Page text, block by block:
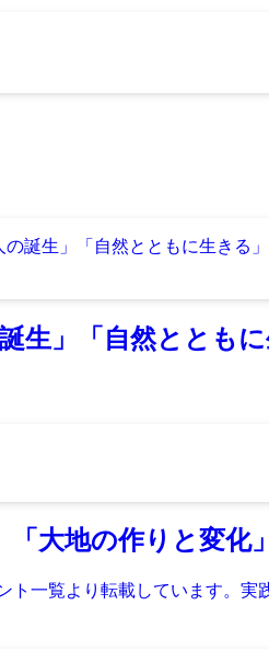
生」「自然ととも
大地の作りと変化
覧より転載しています。実